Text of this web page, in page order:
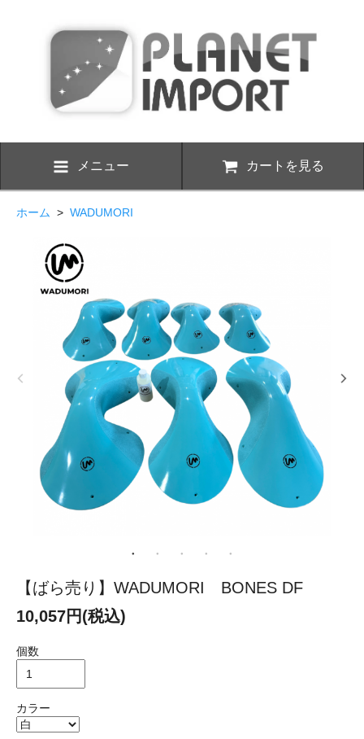
メニュー カートを見る
ホーム > WADUMORI
【ばら売り】WADUMORI BONES DF
10,057円(税込)
個数
カラー